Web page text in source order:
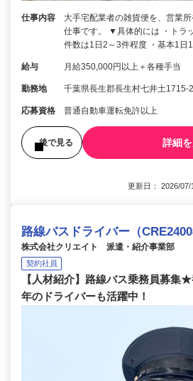
仕事内容
大手宅配業者の雑貨便を、営業
仕事です。 ▼具体的には ・トラ
件数は1日2～3件程度 ・基本1日
給与 月給350,000円以上＋各種手当
勤務地 千葉県長生郡長生村七井土1715-2
応募資格 普通自動車運転免許以上
後で見る 詳細
更新日： 2026/
路線バスドライバー（
株式会社クリエイト 派遣・紹介事業部
契約社員
【人材紹介】路線バス乗務員募集
年のドライバーも活躍中！